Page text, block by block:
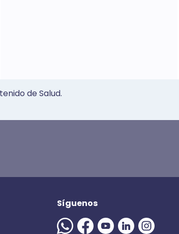
de Salud.
Síguenos